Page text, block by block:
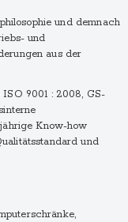
und demnach
und
aus der
9001 : 2008, GS-
Know-how
und